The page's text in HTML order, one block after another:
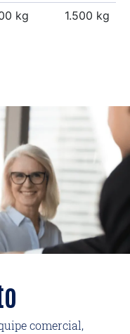
kg 1.500 kg
comercial,